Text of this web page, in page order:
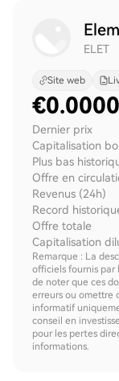
ELET
Site web
€
Dernier prix
Capitalisation
Plus bas
Offre en
Revenus (24h)
Record
Offre totale
Capitalisation
Remarque : La
officiels fournis par
de noter que ces
erreurs ou omettre
informatif
conseil en
pour les pertes
informations.